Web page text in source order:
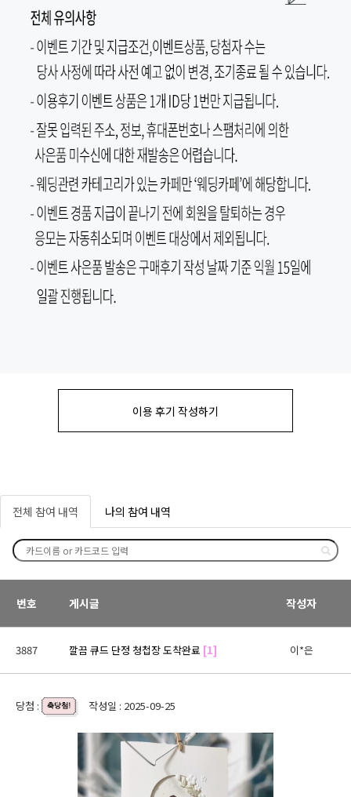
이용 후기 작성하기
전체 참여 내역 나의 참여 내역
번호 게시글 작성자
3887 깔끔 큐드 단정 청첩장 도착완료 [1] 이*은
당첨 : 작성일 : 2025-09-25